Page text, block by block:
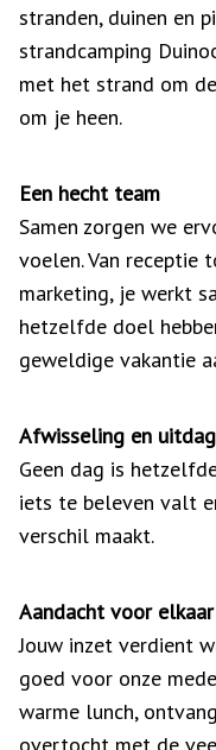
stranden, duinen en
strandcamping
met het strand om
om je heen.
Een hecht team
Samen zorgen we
voelen. Van receptie
marketing, je werkt
hetzelfde doel
geweldige vakantie
Afwisseling en
Geen dag is
iets te beleven valt
verschil maakt.
Aandacht voor elkaar
Jouw inzet verdient
goed voor onze
warme lunch,